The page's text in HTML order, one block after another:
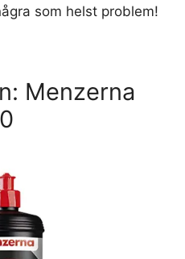
som helst problem!
Menzerna